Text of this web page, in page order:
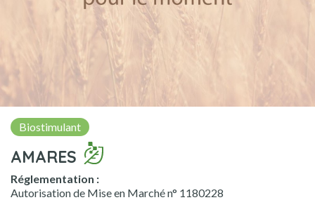
Biostimulant
AMARES
Réglementation :
Autorisation de Mise en Marché n° 1180228